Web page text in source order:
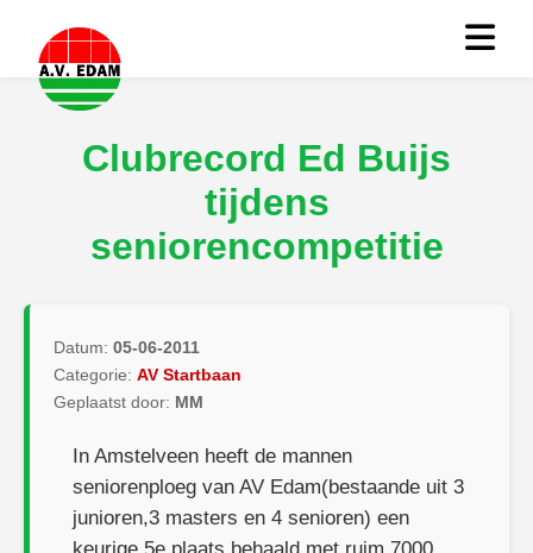
Clubrecord Ed Buijs
tijdens
seniorencompetitie
Datum: 05-06-2011
Categorie: AV Startbaan
Geplaatst door: MM
In Amstelveen heeft de mannen
seniorenploeg van AV Edam(bestaande uit 3
junioren,3 masters en 4 senioren) een